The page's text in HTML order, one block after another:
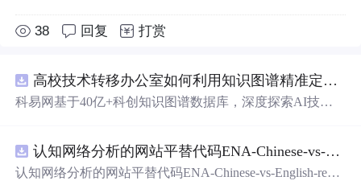
38 回复 打赏
高校技术转移办公室如何利用知识图谱精准定位产业需求与技术适配点？.docx
科易网基于40亿+科创知识图谱数据库，深度探索AI技术
新领域的AI+数智化解决方案，推动科技创新与产业创新
智能化发展。
认知网络分析的网站平替代码ENA-Chinese-vs-English-reproducible.zip
认知网络分析的网站平替代码ENA-Chinese-vs-English-repro